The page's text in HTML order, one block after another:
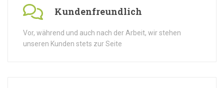
Kundenfreundlich
Vor, während und auch nach der Arbeit, wir stehen
unseren Kunden stets zur Seite